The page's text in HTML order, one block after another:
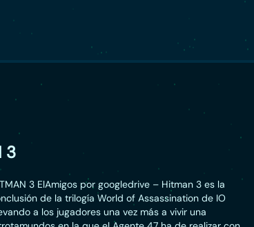
3
3 ElAmigos por googledrive – Hitman 3 es la
de la trilogía World of Assassination de IO
a los jugadores una vez más a vivir una